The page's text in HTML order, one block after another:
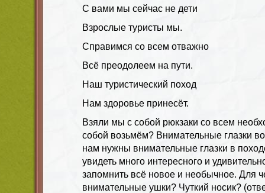
С вами мы сейчас не дети
Взрослые туристы мы.
Справимся со всем отважно
Всё преодолеем на пути.
Наш туристический поход
Нам здоровье принесёт.
Взяли мы с собой рюкзаки со всем
собой возьмём? Внимательные глазки
нам нужны внимательные глазки в
увидеть много интересного и
запомнить всё новое и необычное. Для
внимательные ушки? Чуткий носик?